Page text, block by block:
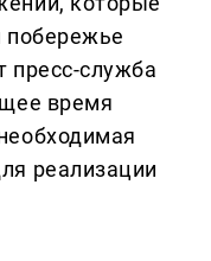
побережье
пресс-служба
время
реализации